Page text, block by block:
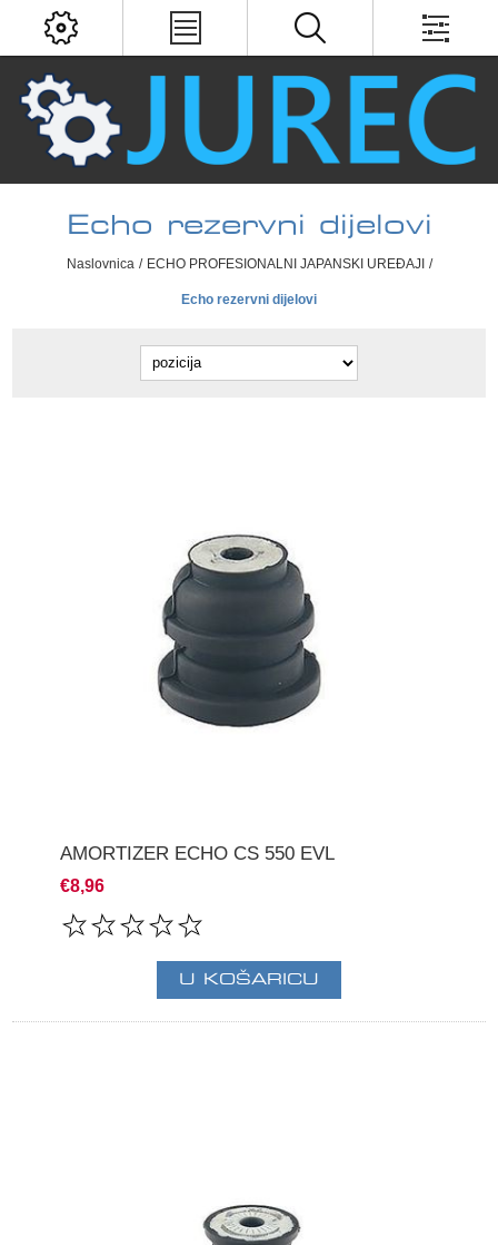
Echo rezervni dijelovi
Naslovnica / ECHO PROFESIONALNI JAPANSKI UREĐAJI /
Echo rezervni dijelovi
AMORTIZER ECHO CS 550 EVL
€8,96